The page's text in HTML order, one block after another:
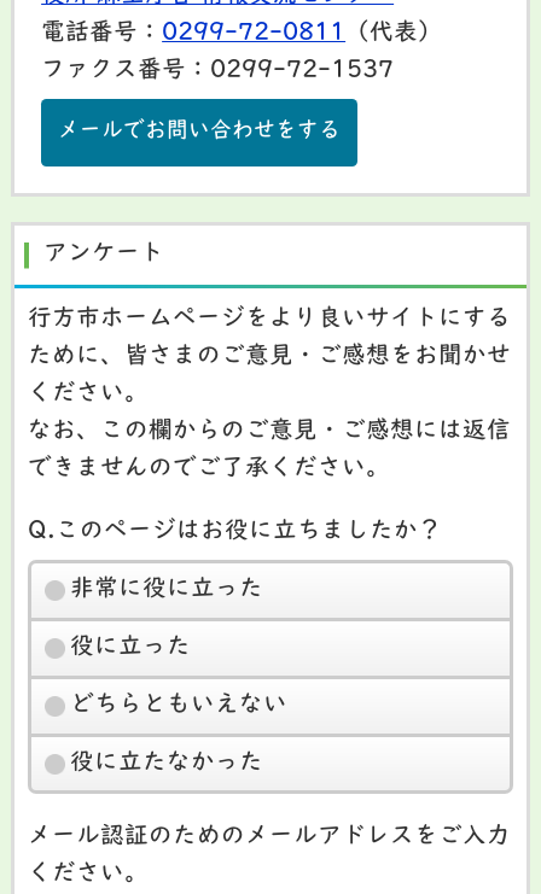
電話番号： 0299-72-0811
（代表）
ファクス番号：0299-72-1537
メールでお問い合わせをする
アンケート
行方市ホームページをより良いサイトにする
ために、皆さまのご意見・ご感想をお聞かせ
ください。
なお、この欄からのご意見・ご感想には返信
できませんのでご了承ください。
Q.このページはお役に立ちましたか？
非常に役に立った
役に立った
どちらともいえない
役に立たなかった
メール認証のためのメールアドレスをご入力
ください。